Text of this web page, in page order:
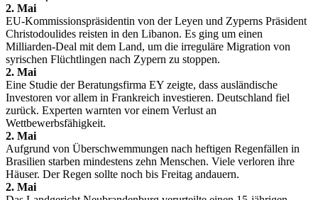
2. Mai
EU-Kommissionspräsidentin von der Leyen und Zyperns Präsident
Christodoulides reisten in den Libanon. Es ging um einen
Milliarden-Deal mit dem Land, um die irreguläre Migration von
syrischen Flüchtlingen nach Zypern zu stoppen.
2. Mai
Eine Studie der Beratungsfirma EY zeigte, dass ausländische
Investoren vor allem in Frankreich investieren. Deutschland fiel
zurück. Experten warnten vor einem Verlust an
Wettbewerbsfähigkeit.
2. Mai
Aufgrund von Überschwemmungen nach heftigen Regenfällen in
Brasilien starben mindestens zehn Menschen. Viele verloren ihre
Häuser. Der Regen sollte noch bis Freitag andauern.
2. Mai